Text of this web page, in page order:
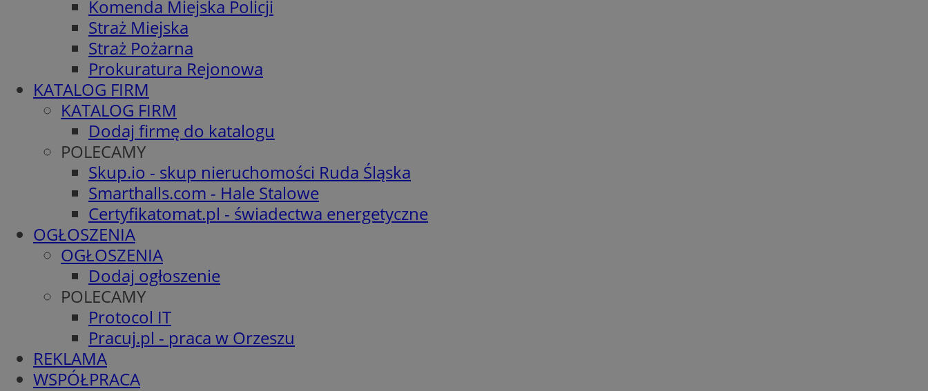
Komenda Miejska Policji
Straż Miejska
Straż Pożarna
Prokuratura Rejonowa
KATALOG FIRM
KATALOG FIRM
Dodaj firmę do katalogu
POLECAMY
Skup.io - skup nieruchomości Ruda Śląska
Smarthalls.com - Hale Stalowe
Certyfikatomat.pl - świadectwa energetyczne
OGŁOSZENIA
OGŁOSZENIA
Dodaj ogłoszenie
POLECAMY
Protocol IT
Pracuj.pl - praca w Orzeszu
REKLAMA
WSPÓŁPRACA